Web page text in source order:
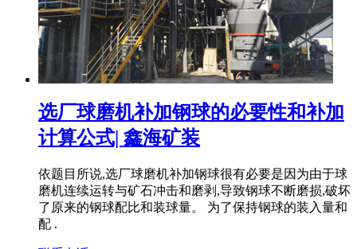
选厂球磨机补加钢球的必要性和补加
计算公式| 鑫海矿装
依题目所说,选厂球磨机补加钢球很有必要是因为由于球
磨机连续运转与矿石冲击和磨剥,导致钢球不断磨损,破坏
了原来的钢球配比和装球量。 为了保持钢球的装入量和
配 .